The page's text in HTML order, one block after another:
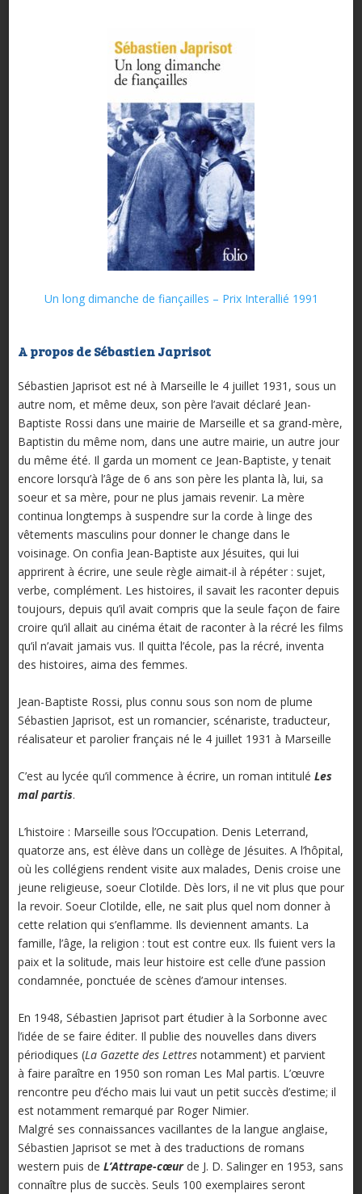
Un long dimanche de fiançailles – Prix Interallié 1991
A propos de Sébastien Japrisot
Sébastien Japrisot est né à Marseille le 4 juillet 1931, sous un
autre nom, et même deux, son père l’avait déclaré Jean-
Baptiste Rossi dans une mairie de Marseille et sa grand-mère,
Baptistin du même nom, dans une autre mairie, un autre jour
du même été. Il garda un moment ce Jean-Baptiste, y tenait
encore lorsqu’à l’âge de 6 ans son père les planta là, lui, sa
soeur et sa mère, pour ne plus jamais revenir. La mère
continua longtemps à suspendre sur la corde à linge des
vêtements masculins pour donner le change dans le
voisinage. On confia Jean-Baptiste aux Jésuites, qui lui
apprirent à écrire, une seule règle aimait-il à répéter : sujet,
verbe, complément. Les histoires, il savait les raconter depuis
toujours, depuis qu’il avait compris que la seule façon de faire
croire qu’il allait au cinéma était de raconter à la récré les films
qu’il n’avait jamais vus. Il quitta l’école, pas la récré, inventa
des histoires, aima des femmes.
Jean-Baptiste Rossi, plus connu sous son nom de plume
Sébastien Japrisot, est un romancier, scénariste, traducteur,
réalisateur et parolier français né le 4 juillet 1931 à Marseille
C’est au lycée qu’il commence à écrire, un roman intitulé Les
mal partis.
L’histoire : Marseille sous l’Occupation. Denis Leterrand,
quatorze ans, est élève dans un collège de Jésuites. A l’hôpital,
où les collégiens rendent visite aux malades, Denis croise une
jeune religieuse, soeur Clotilde. Dès lors, il ne vit plus que pour
la revoir. Soeur Clotilde, elle, ne sait plus quel nom donner à
cette relation qui s’enflamme. Ils deviennent amants. La
famille, l’âge, la religion : tout est contre eux. Ils fuient vers la
paix et la solitude, mais leur histoire est celle d’une passion
condamnée, ponctuée de scènes d’amour intenses.
En 1948, Sébastien Japrisot part étudier à la Sorbonne avec
l’idée de se faire éditer. Il publie des nouvelles dans divers
périodiques (La Gazette des Lettresnotamment) et parvient
à faire paraître en 1950 son roman Les Mal partis. L’œuvre
rencontre peu d’écho mais lui vaut un petit succès d’estime; il
est notamment remarqué par Roger Nimier.
Malgré ses connaissances vacillantes de la langue anglaise,
Sébastien Japrisot se met à des traductions de romans
western puis de L’Attrape-cœurde J. D. Salinger en 1953, sans
connaître plus de succès. Seuls 100 exemplaires seront